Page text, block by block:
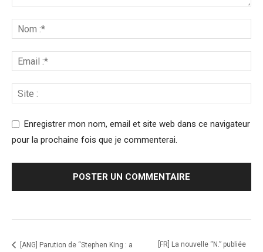
Enregistrer mon nom, email et site web dans ce navigateur
pour la prochaine fois que je commenterai.
[ANG] Parution de “Stephen King : a
[FR] La nouvelle “N.” publiée